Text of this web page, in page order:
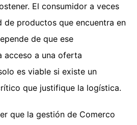
El consumidor a veces
de productos que encuentra en
de que ese
acceso a una oferta
es viable si existe un
que justifique la logística.
que la gestión de Comerco